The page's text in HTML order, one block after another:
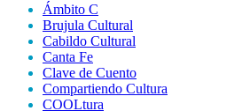
Ámbito C
Brujula Cultural
Cabildo Cultural
Canta Fe
Clave de Cuento
Compartiendo Cultura
COOLtura